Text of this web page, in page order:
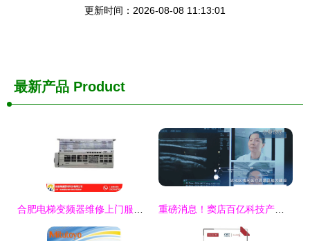
更新时间：2026-08-08 11:13:01
最新产品 Product